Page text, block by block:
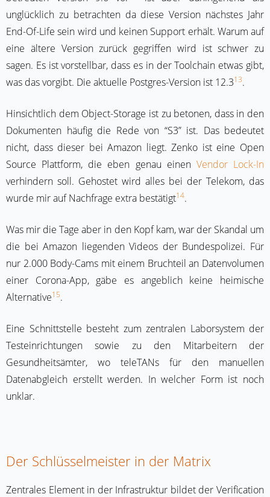
unglücklich zu betrachten da diese Version nächstes Jahr
End-Of-Life sein wird und keinen Support erhält. Warum auf
eine ältere Version zurück gegriffen wird ist schwer zu
sagen. Es ist vorstellbar, dass es in der Toolchain etwas gibt,
was das vorgibt. Die aktuelle Postgres-Version ist 12.313.
Hinsichtlich dem Object-Storage ist zu betonen, dass in den
Dokumenten häufig die Rede von “S3” ist. Das bedeutet
nicht, dass dieser bei Amazon liegt. Zenko ist eine Open
Source Plattform, die eben genau einen Vendor Lock-In
verhindern soll. Gehostet wird alles bei der Telekom, das
wurde mir auf Nachfrage extra bestätigt14.
Was mir die Tage aber in den Kopf kam, war der Skandal um
die bei Amazon liegenden Videos der Bundespolizei. Für
nur 2.000 Body-Cams mit einem Bruchteil an Datenvolumen
einer Corona-App, gäbe es angeblich keine heimische
Alternative15.
Eine Schnittstelle besteht zum zentralen Laborsystem der
Testeinrichtungen sowie zu den Mitarbeitern der
Gesundheitsämter, wo teleTANs für den manuellen
Datenabgleich erstellt werden. In welcher Form ist noch
unklar.
Der Schlüsselmeister in der Matrix
Zentrales Element in der Infrastruktur bildet der Verification